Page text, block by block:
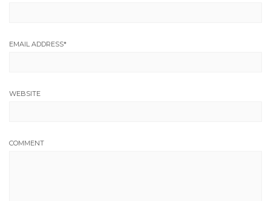
EMAIL ADDRESS*
WEBSITE
COMMENT